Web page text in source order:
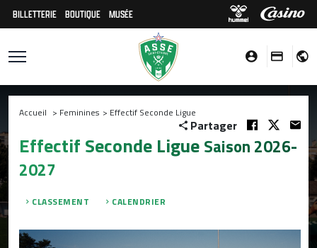
BILLETTERIE BOUTIQUE MUSÉE
Accueil > Feminines > Effectif Seconde Ligue
Partager
Effectif Seconde Ligue Saison 2026-
2027
CLASSEMENT CALENDRIER